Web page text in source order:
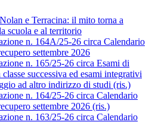
e Terracina: il mito torna a
scuola e al territorio
n. 164A/25-26 circa Calendario
settembre 2026
n. 165/25-26 circa Esami di
successiva ed esami integrativi
ad altro indirizzo di studi (ris.)
n. 164/25-26 circa Calendario
settembre 2026 (ris.)
n. 163/25-26 circa Calendario